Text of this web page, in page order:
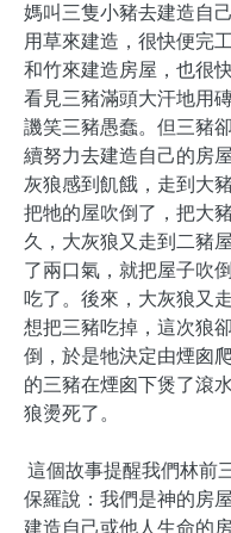
媽叫三隻小豬去建造自
用草來建造，很快便完
和竹來建造房屋，也很
看見三豬滿頭大汗地用
譏笑三豬愚蠢。但三豬
續努力去建造自己的房
灰狼感到飢餓，走到大
把牠的屋吹倒了，把大
久，大灰狼又走到二豬
了兩口氣，就把屋子吹
吃了。後來，大灰狼又
想把三豬吃掉，這次狼
倒，於是牠決定由煙囪
的三豬在煙囪下煲了滾
狼燙死了。
這個故事提醒我們林前
保羅說：我們是神的房
建造自己或他人生命的